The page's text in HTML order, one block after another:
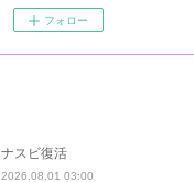
フォロー
ナスビ復活
2026.08.01 03:00